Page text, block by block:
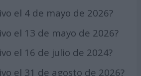
el 4 de mayo de 2026?
el 13 de mayo de 2026?
el 16 de julio de 2024?
el 31 de agosto de 2026?